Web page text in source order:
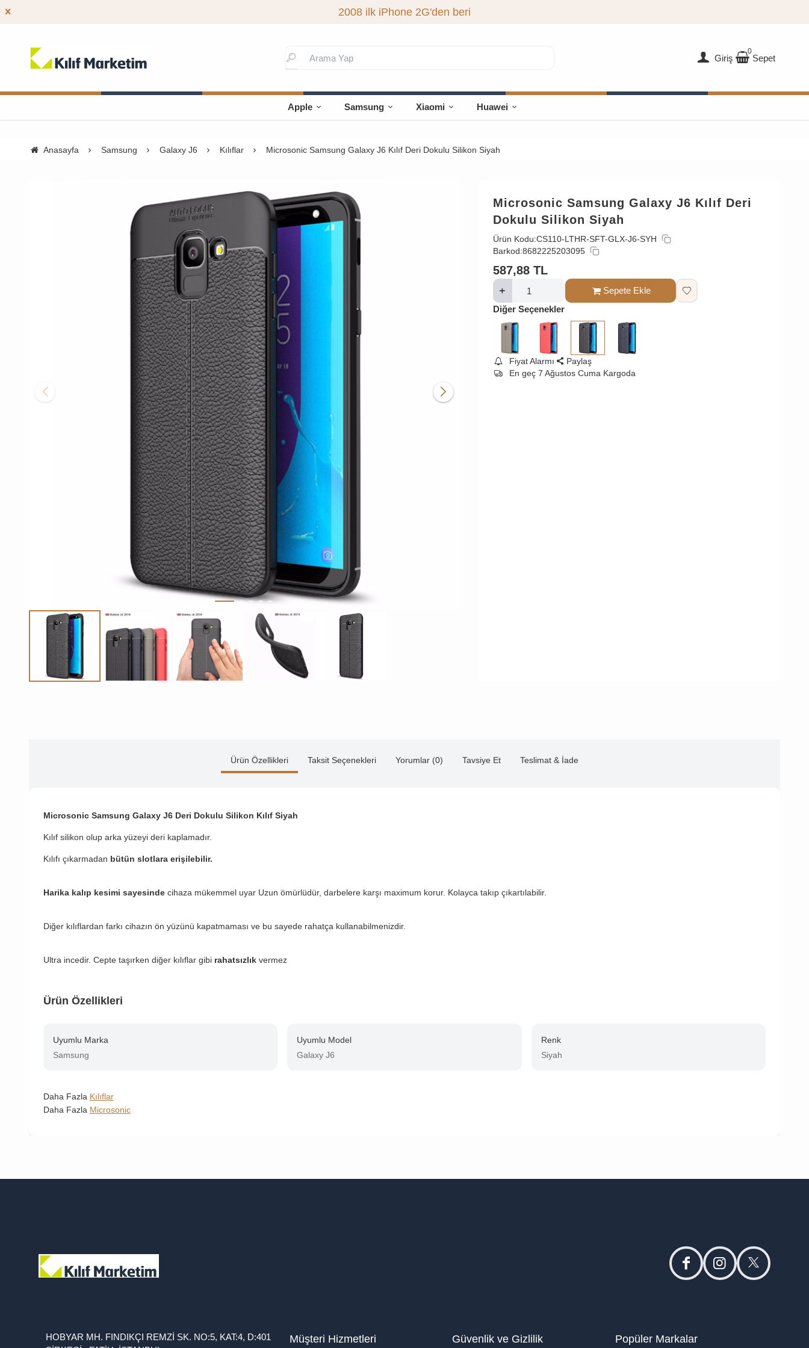
2008 ilk iPhone 2G'den beri
Giriş
0
Sepet
Apple Samsung Xiaomi Huawei
Anasayfa Samsung Galaxy J6 Kılıflar Microsonic Samsung Galaxy J6 Kılıf Deri Dokulu Silikon Siyah
Microsonic Samsung Galaxy J6 Kılıf Deri
Dokulu Silikon Siyah
Ürün Kodu:CS110-LTHR-SFT-GLX-J6-SYH
Barkod:8682225203095
587,88 TL
Sepete Ekle
Diğer Seçenekler
Fiyat Alarmı
Paylaş
En geç 7 Ağustos Cuma Kargoda
Ürün Özellikleri Taksit Seçenekleri Yorumlar (0) Tavsiye Et Teslimat & İade
Microsonic Samsung Galaxy J6 Deri Dokulu Silikon Kılıf Siyah
Kılıf silikon olup arka yüzeyi deri kaplamadır.
Kılıfı çıkarmadan bütün slotlara erişilebilir.
Harika kalıp kesimi sayesinde cihaza mükemmel uyar Uzun ömürlüdür, darbelere karşı maximum korur. Kolayca takıp çıkartılabilir.
Diğer kılıflardan farkı cihazın ön yüzünü kapatmaması ve bu sayede rahatça kullanabilmenizdir.
Ultra incedir. Cepte taşırken diğer kılıflar gibi rahatsızlık vermez
Ürün Özellikleri
Uyumlu Marka
Samsung
Uyumlu Model
Galaxy J6
Renk
Siyah
Daha Fazla Kılıflar
Daha Fazla Microsonic
facebookinstagramtwitter
HOBYAR MH. FINDIKÇI REMZİ SK. NO:5, KAT:4, D:401
Müşteri Hizmetleri Güvenlik ve Gizlilik Popüler Markalar